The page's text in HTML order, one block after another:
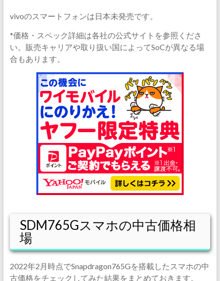
vivoのスマートフォンは日本未発売です。
*価格・スペック詳細は各社の公式サイトを参照くださ
い。販売キャリアや取り扱い国によってSoCが異なる場
合もあります。
SDM765Gスマホの中古価格相
場
2022年2月時点でSnapdragon765Gを搭載したスマホの中
古価格をチェックしてみた結果をまとめておきます。